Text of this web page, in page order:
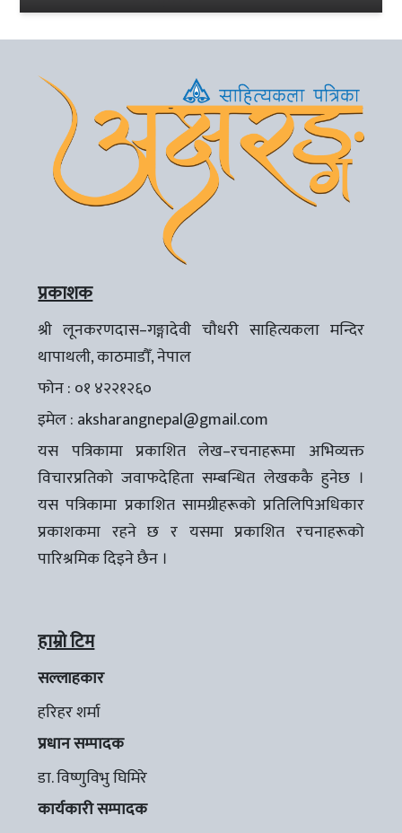
प्रकाशक
श्री लूनकरणदास–गङ्गादेवी चौधरी साहित्यकला मन्दिर
थापाथली, काठमाडौँ, नेपाल
फोन : ०१ ४२२१२६०
इमेल : aksharangnepal@gmail.com
यस पत्रिकामा प्रकाशित लेख–रचनाहरूमा अभिव्यक्त
विचारप्रतिको जवाफदेहिता सम्बन्धित लेखककै हुनेछ ।
यस पत्रिकामा प्रकाशित सामग्रीहरूको प्रतिलिपिअधिकार
प्रकाशकमा रहने छ र यसमा प्रकाशित रचनाहरूको
पारिश्रमिक दिइने छैन ।
हाम्रो टिम
सल्लाहकार
हरिहर शर्मा
प्रधान सम्पादक
डा. विष्णुविभु घिमिरे
कार्यकारी सम्पादक